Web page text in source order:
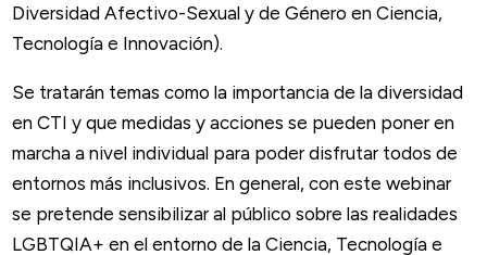
Diversidad Afectivo-Sexual y de Género en Ciencia,
Tecnología e Innovación).
Se tratarán temas como la importancia de la diversidad
en CTI y que medidas y acciones se pueden poner en
marcha a nivel individual para poder disfrutar todos de
entornos más inclusivos. En general, con este webinar
se pretende sensibilizar al público sobre las realidades
LGBTQIA+ en el entorno de la Ciencia, Tecnología e